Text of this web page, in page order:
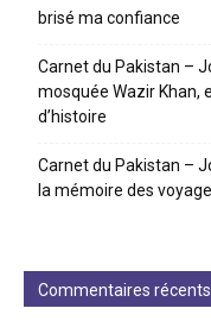
brisé ma confiance
Carnet du Pakistan –
mosquée Wazir
d’histoire
Carnet du Pakistan –
la mémoire des
Commentaires récents